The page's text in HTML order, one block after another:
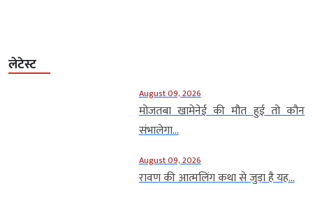
लेटेस्ट
August 09, 2026
मोजतबा खामेनेई की मौत हुई तो कौन
संभालेगा...
August 09, 2026
रावण की आत्मलिंग कथा से जुड़ा है यह...